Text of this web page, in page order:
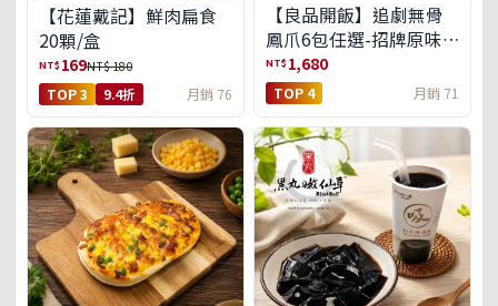
【花蓮戴記】鮮肉扁食
20顆/盒
NT$ 169NT$ 180
TOP 3 9.4折 月銷 76
【良品開飯】追劇無骨
鳳爪6包任選-招牌原味/
濃濃蒜香/過癮麻辣(免運
組)
NT$ 1,680
TOP 4 月銷 71